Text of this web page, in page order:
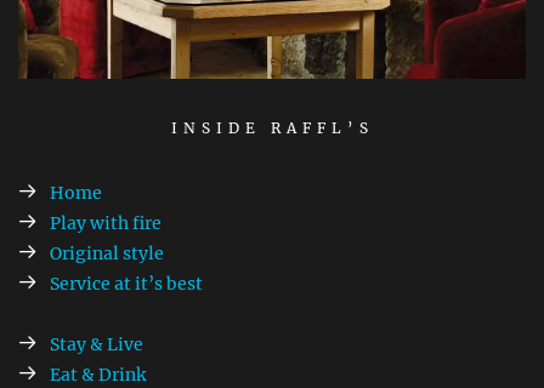
INSIDE RAFFL’S
Home
Play with fire
Original style
Service at it’s best
Stay & Live
Eat & Drink